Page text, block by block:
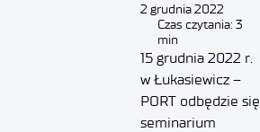
2 grudnia 2022
Czas czytania: 3
min
15 grudnia 2022 r.
w Łukasiewicz –
PORT odbędzie się
seminarium